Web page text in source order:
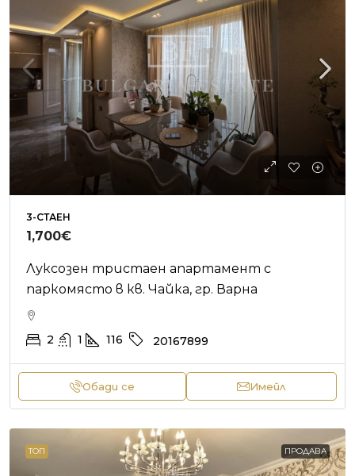
3-СТАЕН
1,700€
Луксозен тристаен апартамент с
паркомясто в кв. Чайка, гр. Варна
2 1 116 20167899
Обади се Имейл
ТОП ПРОДАВА